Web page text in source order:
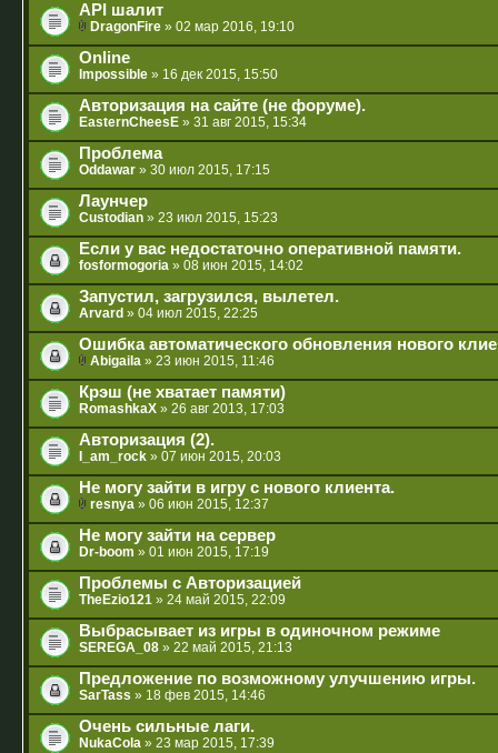
API шалит
DragonFire » 02 мар 2016, 19:10
Online
Impossible » 16 дек 2015, 15:50
Авторизация на сайте (не форуме).
EasternCheesE » 31 авг 2015, 15:34
Проблема
Oddawar » 30 июл 2015, 17:15
Лаунчер
Custodian » 23 июл 2015, 15:23
Если у вас недостаточно оперативной памяти.
fosformogoria » 08 июн 2015, 14:02
Запустил, загрузился, вылетел.
Arvard » 04 июл 2015, 22:25
Ошибка автоматического обновления нового
Abigaila » 23 июн 2015, 11:46
Крэш (не хватает памяти)
RomashkaX » 26 авг 2013, 17:03
Авторизация (2).
I_am_rock » 07 июн 2015, 20:03
Не могу зайти в игру с нового клиента.
resnya » 06 июн 2015, 12:37
Не могу зайти на сервер
Dr-boom » 01 июн 2015, 17:19
Проблемы с Авторизацией
TheEzio121 » 24 май 2015, 22:09
Выбрасывает из игры в одиночном режиме
SEREGA_08 » 22 май 2015, 21:13
Предложение по возможному улучшению игры.
SarTass » 18 фев 2015, 14:46
Очень сильные лаги.
NukaCola » 23 мар 2015, 17:39